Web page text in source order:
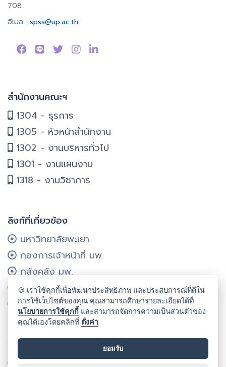
708
อีเมล : spss@up.ac.th
สำนักงานคณะฯ
1304 - ธุรการ
1305 - หัวหน้าสำนักงาน
1302 - งานบริหารทั่วไป
1301 - งานแผนงาน
1318 - งานวิชาการ
ลิงก์ที่เกี่ยวข้อง
มหาวิทยาลัยพะเยา
กองการเจ้าหน้าที่ มพ.
กลังคลัง มพ.
กองแผนงาน มพ.
ศูนย์บริการเทคโนโลยีฯ มพ.
ลิขสิทธิ์ © 2024 คณะรัฐศาสตร์และสังคมศาสตร์ มหาวิทยาลัยพะเยา
🍪 เราใช้คุกกี้เพื่อพัฒนาประสิทธิภาพ และประสบการณ์ที่ดีใน
การใช้เว็บไซต์ของคุณ คุณสามารถศึกษารายละเอียดได้ที่
นโยบายการใช้คุกกี้ และสามารถจัดการความเป็นส่วนตัวของ
คุณได้เองโดยคลิกที่ ตั้งค่า
ยอมรับ